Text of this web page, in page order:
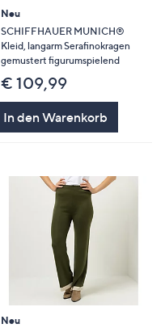
Neu
SCHIFFHAUER MUNICH®
Kleid, langarm Serafinokragen
gemustert figurumspielend
€ 109,99
In den Warenkorb
Neu